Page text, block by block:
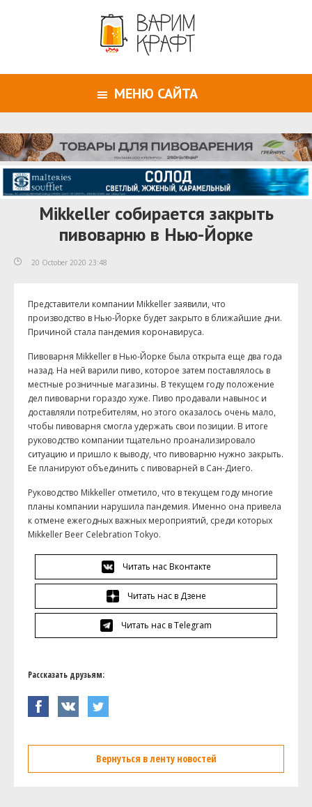
МЕНЮ САЙТА
Mikkeller собирается закрыть
пивоварню в Нью-Йорке
20 October 2020 23:48
Представители компании Mikkeller заявили, что
производство в Нью-Йорке будет закрыто в ближайшие дни.
Причиной стала пандемия коронавируса.
Пивоварня Mikkeller в Нью-Йорке была открыта еще два года
назад. На ней варили пиво, которое затем поставлялось в
местные розничные магазины. В текущем году положение
дел пивоварни гораздо хуже. Пиво продавали навынос и
доставляли потребителям, но этого оказалось очень мало,
чтобы пивоварня смогла удержать свои позиции. В итоге
руководство компании тщательно проанализировало
ситуацию и пришло к выводу, что пивоварню нужно закрыть.
Ее планируют объединить с пивоварней в Сан-Диего.
Руководство Mikkeller отметило, что в текущем году многие
планы компании нарушила пандемия. Именно она привела
к отмене ежегодных важных мероприятий, среди которых
Mikkeller Beer Celebration Tokyo.
Читать нас Вконтакте
Читать нас в Дзене
Читать нас в Telegram
Рассказать друзьям:
Вернуться в ленту новостей